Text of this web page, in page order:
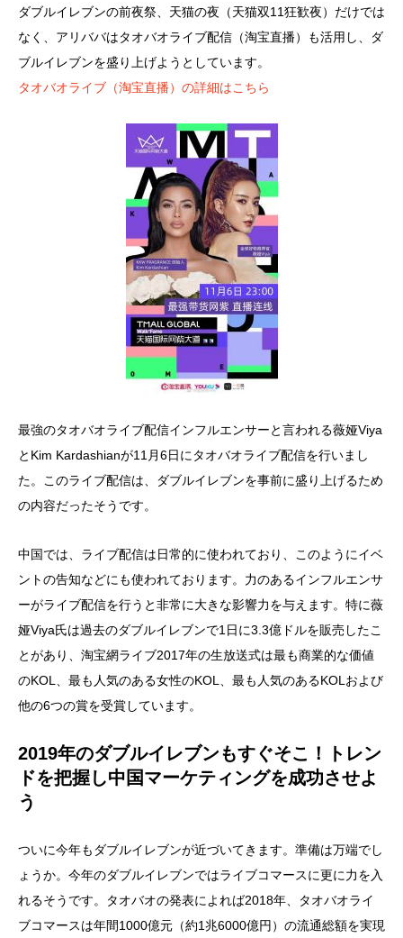
ダブルイレブンの前夜祭、天猫の夜（天猫双11狂歓夜）だけでは
なく、アリババはタオバオライブ配信（淘宝直播）も活用し、ダ
ブルイレブンを盛り上げようとしています。
タオバオライブ（淘宝直播）の詳細はこちら
最強のタオバオライブ配信インフルエンサーと言われる薇娅Viya
とKim Kardashianが11月6日にタオバオライブ配信を行いまし
た。このライブ配信は、ダブルイレブンを事前に盛り上げるため
の内容だったそうです。
中国では、ライブ配信は日常的に使われており、このようにイベ
ントの告知などにも使われております。力のあるインフルエンサ
ーがライブ配信を行うと非常に大きな影響力を与えます。特に薇
娅Viya氏は過去のダブルイレブンで1日に3.3億ドルを販売したこ
とがあり、淘宝網ライブ2017年の生放送式は最も商業的な価値
のKOL、最も人気のある女性のKOL、最も人気のあるKOLおよび
他の6つの賞を受賞しています。
2019年のダブルイレブンもすぐそこ！トレン
ドを把握し中国マーケティングを成功させよ
う
ついに今年もダブルイレブンが近づいてきます。準備は万端でし
ょうか。今年のダブルイレブンではライブコマースに更に力を入
れるそうです。タオバオの発表によれば2018年、タオバオライ
ブコマースは年間1000億元（約1兆6000億円）の流通総額を実現